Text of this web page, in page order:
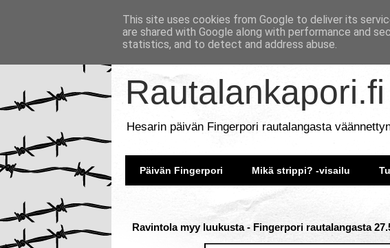
Rautalankapori.fi
Hesarin päivän Fingerpori rautalangasta
Päivän Fingerpori Mikä strippi? -visailu
Ravintola myy luukusta - Fingerpori rautalangasta
This site uses cookies from Google to deliver its
are shared with Google along with performance and
statistics, and to detect and address abuse.